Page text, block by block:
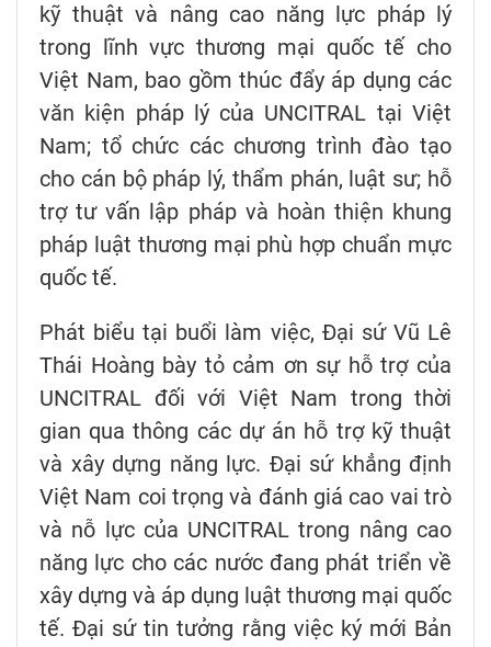
kỹ thuật và nâng cao năng lực pháp lý
trong lĩnh vực thương mại quốc tế cho
Việt Nam, bao gồm thúc đẩy áp dụng các
văn kiện pháp lý của UNCITRAL tại Việt
Nam; tổ chức các chương trình đào tạo
cho cán bộ pháp lý, thẩm phán, luật sư; hỗ
trợ tư vấn lập pháp và hoàn thiện khung
pháp luật thương mại phù hợp chuẩn mực
quốc tế.
Phát biểu tại buổi làm việc, Đại sứ Vũ Lê
Thái Hoàng bày tỏ cảm ơn sự hỗ trợ của
UNCITRAL đối với Việt Nam trong thời
gian qua thông các dự án hỗ trợ kỹ thuật
và xây dựng năng lực. Đại sứ khẳng định
Việt Nam coi trọng và đánh giá cao vai trò
và nỗ lực của UNCITRAL trong nâng cao
năng lực cho các nước đang phát triển về
xây dựng và áp dụng luật thương mại quốc
tế. Đại sứ tin tưởng rằng việc ký mới Bản